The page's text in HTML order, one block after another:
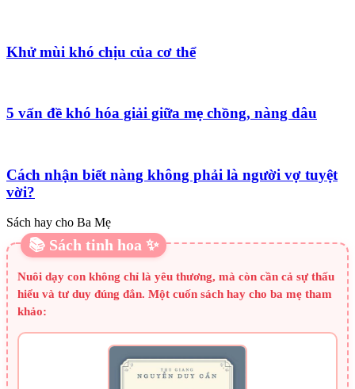
Khử mùi khó chịu của cơ thể
5 vấn đề khó hóa giải giữa mẹ chồng, nàng dâu
Cách nhận biết nàng không phải là người vợ tuyệt
vời?
Sách hay cho Ba Mẹ
📚 Sách tinh hoa ✨
Nuôi dạy con không chỉ là yêu thương, mà còn cần cả sự thấu
hiểu và tư duy đúng đắn. Một cuốn sách hay cho ba mẹ tham
khảo: